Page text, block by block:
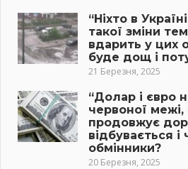
“Ніхто в
такої зміни
вдарить у цих
буде дощ і
21 Березня, 2025
“Долар і євро
червоної
продовжує
відбувається і
обмінники?
20 Березня, 2025